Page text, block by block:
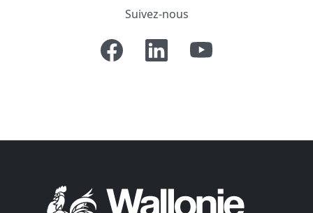
Suivez-nous